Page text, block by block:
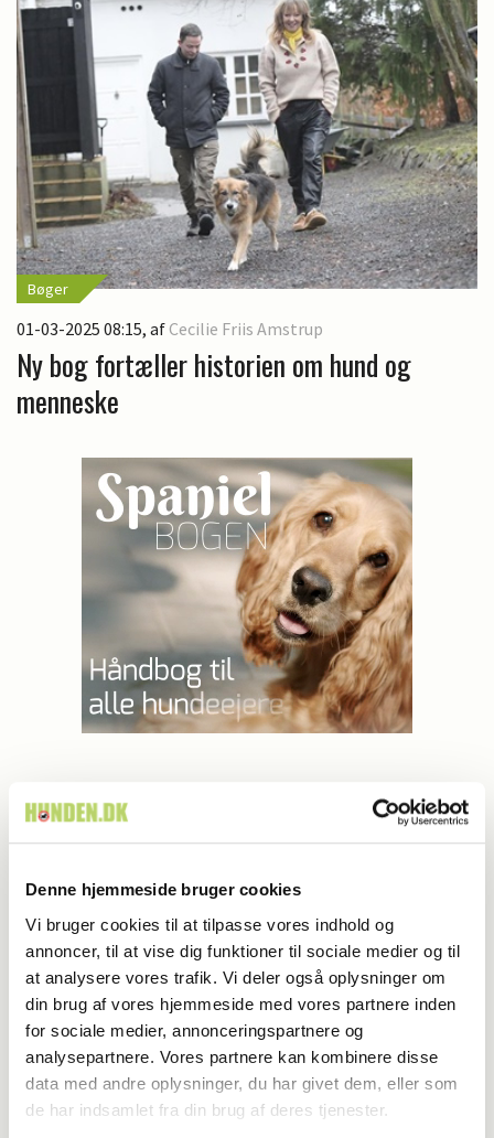
Denne hjemmeside bruger cookies
Vi bruger cookies til at tilpasse vores indhold og
annoncer, til at vise dig funktioner til sociale medier og til
at analysere vores trafik. Vi deler også oplysninger om
din brug af vores hjemmeside med vores partnere inden
for sociale medier, annonceringspartnere og
analysepartnere. Vores partnere kan kombinere disse
data med andre oplysninger, du har givet dem, eller som
de har indsamlet fra din brug af deres tjenester.
Bøger
01-03-2025 08:15, af Cecilie Friis Amstrup
Ny bog fortæller historien om hund og
menneske
Bøger